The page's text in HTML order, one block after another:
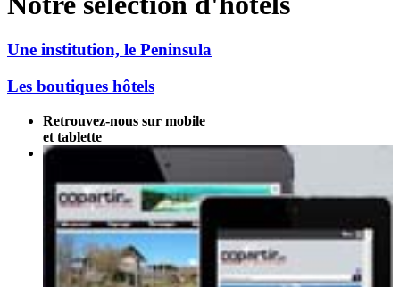
Une institution, le Peninsula
Les boutiques hôtels
Retrouvez-nous sur mobile
et tablette